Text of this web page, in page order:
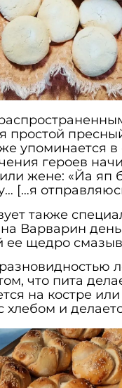
простой
упоминается в
героев
жене: «Йа яп
[…я
также
на Варварин
ее щедро
что пита
на костре
хлебом и